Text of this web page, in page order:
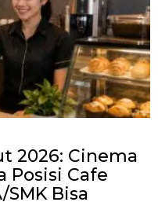
2026: Cinema
Posisi Cafe
SMK Bisa